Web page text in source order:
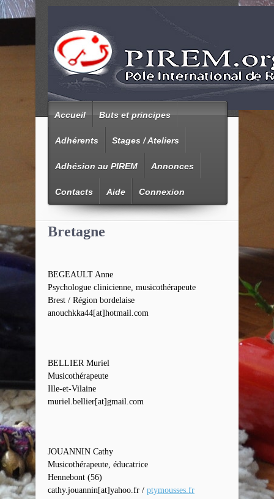
Accueil Buts et principes
Adhérents Stages / Ateliers
Adhésion au PIREM Annonces
Contacts Aide Connexion
Bretagne
BEGEAULT Anne
Psychologue clinicienne, musicothérapeute
Brest / Région bordelaise
anouchkka44[at]hotmail.com
BELLIER Muriel
Musicothérapeute
Ille-et-Vilaine
muriel.bellier[at]gmail.com
JOUANNIN Cathy
Musicothérapeute, éducatrice
Hennebont (56)
cathy.jouannin[at]yahoo.fr / ptymousses.fr